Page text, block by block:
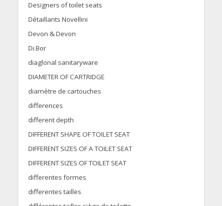
Designers of toilet seats
Détaillants Novellini
Devon & Devon
Di.Bor
diaglonal sanitaryware
DIAMETER OF CARTRIDGE
diamètre de cartouches
differences
different depth
DIFFERENT SHAPE OF TOILET SEAT
DIFFERENT SIZES OF A TOILET SEAT
DIFFERENT SIZES OF TOILET SEAT
differentes formes
differentes tailles